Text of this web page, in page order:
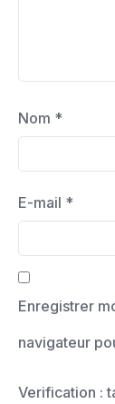
Nom *
E-mail *
Enregistrer
navigateur
Verification :